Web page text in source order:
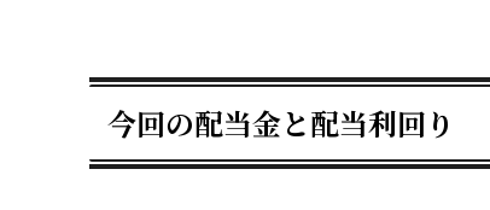
今回の配当金と配当利回り